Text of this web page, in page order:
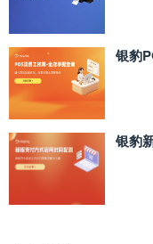
银豹
银豹